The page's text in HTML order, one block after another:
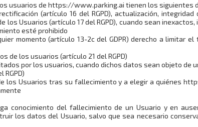
usuarios de https://www.parking.ai tienen los siguientes
(artículo 16 del RGPD), actualización,
Usuarios (artículo 17 del RGPD), cuando sean
esté prohibido
momento (artículo 13-2c del GDPR) derecho a limitar
de los usuarios (artículo 21 del RGPD)
por los usuarios, cuando dichos datos sean objeto de
los Usuarios tras su fallecimiento y a elegir a quiénes
conocimiento del fallecimiento de un Usuario y en
los datos del Usuario, salvo que sea necesario